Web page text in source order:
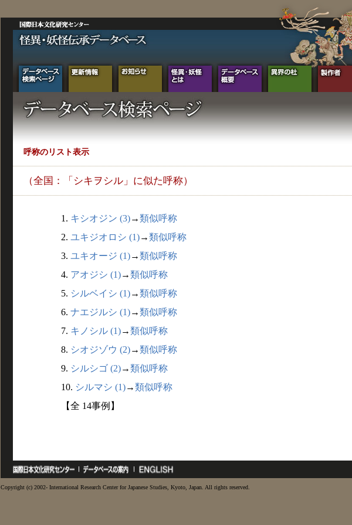
呼称のリスト表示
（全国：「シキヲシル」に似た呼称）
1. キシオジン (3)→類似呼称
2. ユキジオロシ (1)→類似呼称
3. ユキオージ (1)→類似呼称
4. アオジシ (1)→類似呼称
5. シルベイシ (1)→類似呼称
6. ナエジルシ (1)→類似呼称
7. キノシル (1)→類似呼称
8. シオジゾウ (2)→類似呼称
9. シルシゴ (2)→類似呼称
10. シルマシ (1)→類似呼称
【全 14事例】
Copyright (c) 2002- International Research Center for Japanese Studies, Kyoto, Japan. All rights reserved.